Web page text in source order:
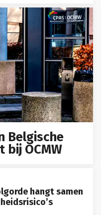
Belgische
OCMW
hangt samen